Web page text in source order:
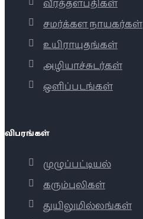
வீரத்தளபதிகள்
சமர்க்கள நாயகர்கள்
உயிராயுதங்கள்
அழியாச்சுடர்கள்
ஒளிப்படங்கள்
விபரங்கள்
முழுப்பட்டியல்
கரும்புலிகள்
துயிலுமில்லங்கள்